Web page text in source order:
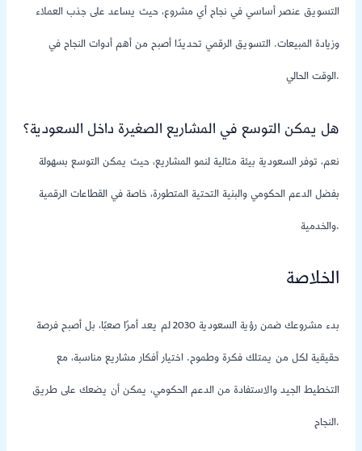
التسويق عنصر أساسي في نجاح أي مشروع، حيث يساعد على جذب العملاء
وزيادة المبيعات. التسويق الرقمي تحديدًا أصبح من أهم أدوات النجاح في
الوقت الحالي.
هل يمكن التوسع في المشاريع الصغيرة داخل السعودية؟
نعم، توفر السعودية بيئة مثالية لنمو المشاريع، حيث يمكن التوسع بسهولة
بفضل الدعم الحكومي والبنية التحتية المتطورة، خاصة في القطاعات الرقمية
والخدمية.
الخلاصة
بدء مشروعك ضمن رؤية السعودية 2030 لم يعد أمرًا صعبًا، بل أصبح فرصة
حقيقية لكل من يمتلك فكرة وطموح. اختيار أفكار مشاريع مناسبة، مع
التخطيط الجيد والاستفادة من الدعم الحكومي، يمكن أن يضعك على طريق
النجاح.